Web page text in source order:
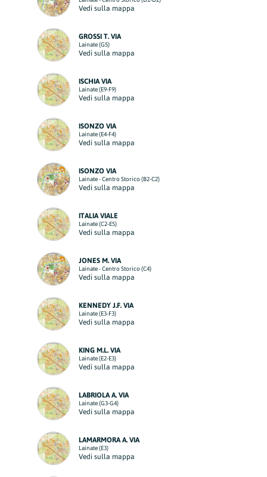
Vedi sulla mappa
GROSSI T. VIA
Lainate (G5)
Vedi sulla mappa
ISCHIA VIA
Lainate (E9-F9)
Vedi sulla mappa
ISONZO VIA
Lainate (E4-F4)
Vedi sulla mappa
ISONZO VIA
Lainate - Centro Storico (B2-C2)
Vedi sulla mappa
ITALIA VIALE
Lainate (C2-E5)
Vedi sulla mappa
JONES M. VIA
Lainate - Centro Storico (C4)
Vedi sulla mappa
KENNEDY J.F. VIA
Lainate (E3-F3)
Vedi sulla mappa
KING M.L. VIA
Lainate (E2-E3)
Vedi sulla mappa
LABRIOLA A. VIA
Lainate (G3-G4)
Vedi sulla mappa
LAMARMORA A. VIA
Lainate (E3)
Vedi sulla mappa